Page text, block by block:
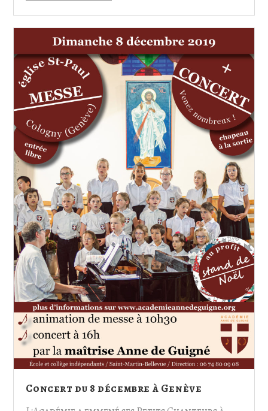
Concert du 8 décembre à Genève